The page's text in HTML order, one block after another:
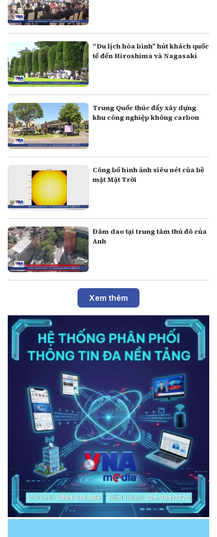
“Du lịch hòa bình” hút khách quốc
tế đến Hiroshima và Nagasaki
Trung Quốc thúc đẩy xây dựng
khu công nghiệp không carbon
Công bố hình ảnh siêu nét của bề
mặt Mặt Trời
Đâm dao tại trung tâm thủ đô của
Anh
Xem thêm